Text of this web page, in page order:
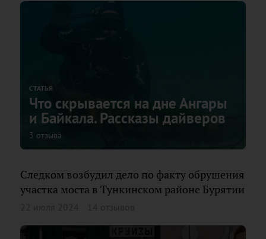
СТАТЬЯ
Что скрывается на дне Ангары
и Байкала. Рассказы дайверов
3 отзыва
Следком возбудил дело по факту обрушения
участка моста в Тункинском районе Бурятии